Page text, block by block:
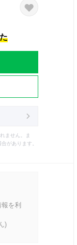
ません。ま
があります。
を利
)